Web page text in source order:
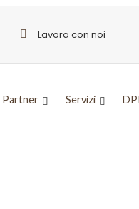
Lavora con noi
Partner Servizi